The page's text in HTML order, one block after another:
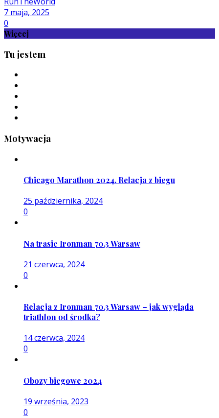
7 maja, 2025
0
Więcej
Tu jestem
Motywacja
Chicago Marathon 2024. Relacja z biegu
25 października, 2024
0
Na trasie Ironman 70.3 Warsaw
21 czerwca, 2024
0
Relacja z Ironman 70.3 Warsaw – jak wygląda
triathlon od środka?
14 czerwca, 2024
0
Obozy biegowe 2024
19 września, 2023
0